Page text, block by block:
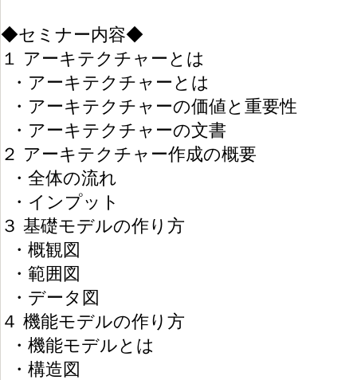
◆セミナー内容◆
１ アーキテクチャーとは
・アーキテクチャーとは
・アーキテクチャーの価値と重要性
・アーキテクチャーの文書
２ アーキテクチャー作成の概要
・全体の流れ
・インプット
３ 基礎モデルの作り方
・概観図
・範囲図
・データ図
４ 機能モデルの作り方
・機能モデルとは
・構造図